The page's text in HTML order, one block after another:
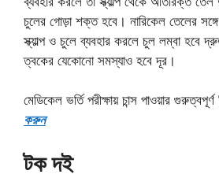
চুলের গোড়া শক্ত হবে। নারিকেল তেলের সঙ্গে
স্ক্যাল্প ও চুলে ব্যবহার করলে চুল লম্বা হবে
ত্বকের যেকোনো সমস্যাও হবে দূর।
মেডিকেল ভর্তি পরীক্ষায় চান্স পাওয়ার
করুন
টক দই